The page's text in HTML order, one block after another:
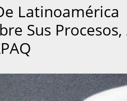
Latinoamérica
Sus Procesos,